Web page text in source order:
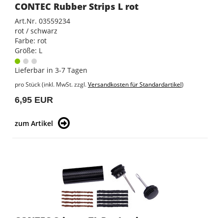
CONTEC Rubber Strips L rot
Art.Nr. 03559234
rot / schwarz
Farbe: rot
Größe: L
Lieferbar in 3-7 Tagen
pro Stück (inkl. MwSt. zzgl.Versandkosten für Standardartikel)
6,95 EUR
zum Artikel